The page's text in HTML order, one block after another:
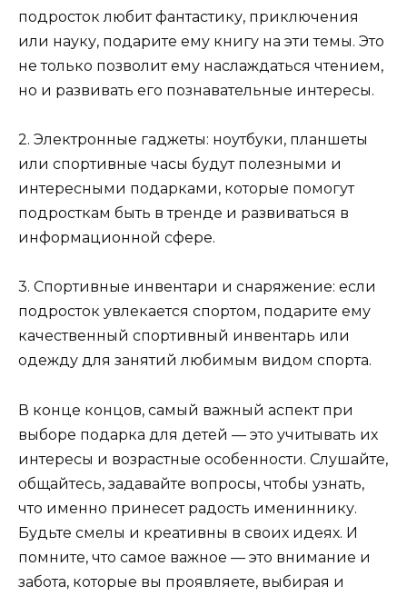
подросток любит фантастику, приключения
или науку, подарите ему книгу на эти темы. Это
не только позволит ему наслаждаться чтением,
но и развивать его познавательные интересы.
2. Электронные гаджеты: ноутбуки, планшеты
или спортивные часы будут полезными и
интересными подарками, которые помогут
подросткам быть в тренде и развиваться в
информационной сфере.
3. Спортивные инвентари и снаряжение: если
подросток увлекается спортом, подарите ему
качественный спортивный инвентарь или
одежду для занятий любимым видом спорта.
В конце концов, самый важный аспект при
выборе подарка для детей — это учитывать их
интересы и возрастные особенности. Слушайте,
общайтесь, задавайте вопросы, чтобы узнать,
что именно принесет радость имениннику.
Будьте смелы и креативны в своих идеях. И
помните, что самое важное — это внимание и
забота, которые вы проявляете, выбирая и